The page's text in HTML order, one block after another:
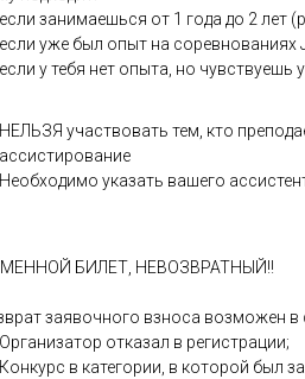
если занимаешься от 1 года до 2 лет
если уже был опыт на соревнованиях
если у тебя нет опыта, но чувствуешь
НЕЛЬЗЯ участвовать тем, кто
ассистирование
Необходимо указать вашего
БИЛЕТ, НЕВОЗВРАТНЫЙ!!
заявочного взноса возможен в
Организатор отказал в регистрации;
Конкурс в категории, в которой был